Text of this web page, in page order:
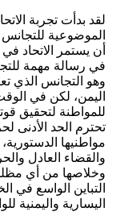
لقد بدأت تجربة
الموضوعية
أن يستمر الاتحاد
في رسالة مهمة
وهو التجانس الذي
اليمن، لكن في
للمواطنة لتحقيق
تحترم الحد الأدنى
مواطنيها
والقضاء العادل
وخلاصها من أي
التباين الواسع في
اليسارية واليمنية